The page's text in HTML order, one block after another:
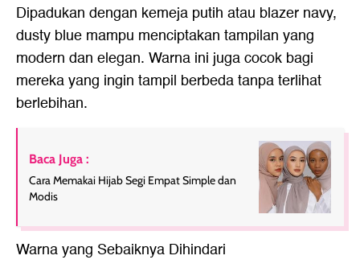
Dipadukan dengan kemeja putih atau blazer navy,
dusty blue mampu menciptakan tampilan yang
modern dan elegan. Warna ini juga cocok bagi
mereka yang ingin tampil berbeda tanpa terlihat
berlebihan.
Baca Juga :
Cara Memakai Hijab Segi Empat Simple dan
Modis
Warna yang Sebaiknya Dihindari